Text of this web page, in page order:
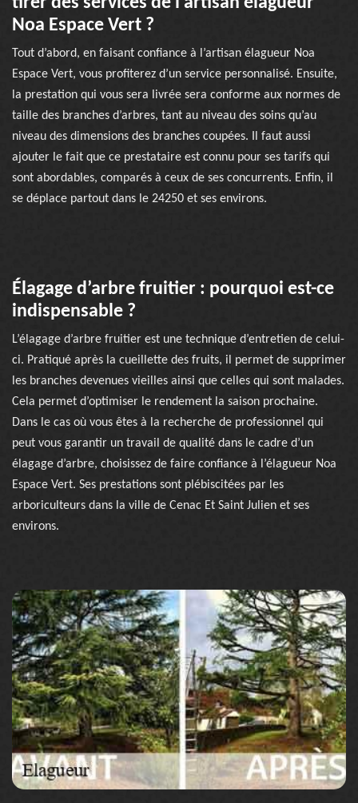
Noa Espace Vert ?
Tout d’abord, en faisant confiance à l’artisan élagueur Noa
Espace Vert, vous profiterez d’un service personnalisé. Ensuite,
la prestation qui vous sera livrée sera conforme aux normes de
taille des branches d’arbres, tant au niveau des soins qu’au
niveau des dimensions des branches coupées. Il faut aussi
ajouter le fait que ce prestataire est connu pour ses tarifs qui
sont abordables, comparés à ceux de ses concurrents. Enfin, il
se déplace partout dans le 24250 et ses environs.
Élagage d’arbre fruitier : pourquoi est-ce
indispensable ?
L’élagage d’arbre fruitier est une technique d’entretien de celui-
ci. Pratiqué après la cueillette des fruits, il permet de supprimer
les branches devenues vieilles ainsi que celles qui sont malades.
Cela permet d’optimiser le rendement la saison prochaine.
Dans le cas où vous êtes à la recherche de professionnel qui
peut vous garantir un travail de qualité dans le cadre d’un
élagage d’arbre, choisissez de faire confiance à l’élagueur Noa
Espace Vert. Ses prestations sont plébiscitées par les
arboriculteurs dans la ville de Cenac Et Saint Julien et ses
environs.